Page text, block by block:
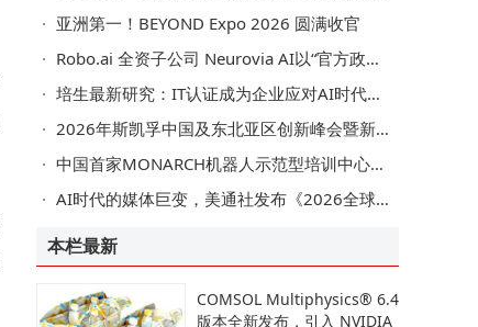
亚洲第一！BEYOND Expo 2026 圆满收官
Robo.ai 全资子公司 Neurovia AI以“官方政府级 AI 网络安全合作伙伴”身份亮相第三届阿联酋政府网络安全峰会
培生最新研究：IT认证成为企业应对AI时代技能缺口的核心抓手，驱动竞争优势提升
2026年斯凯孚中国及东北亚区创新峰会暨新品发布会成功举办，发布五大新产品
中国首家MONARCH机器人示范型培训中心落地上海市第一人民医院
AI时代的媒体巨变，美通社发布《2026全球媒体调查报告》
本栏最新
COMSOL Multiphysics® 6.4
版本全新发布，引入 NVIDIA